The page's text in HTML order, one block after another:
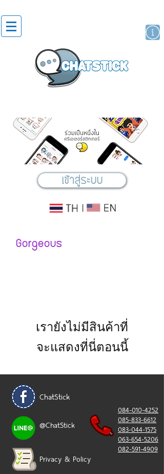
เข้าสู่ระบบ
Gorgeous
เรายังไม่มีสินค้าที่
จะแสดงที่นี่ตอนนี้
ChatStick
@ChatStick
Privacy & Policy
084-010-4252
085-833-6612
083-044-1575
063-654-5206
082-591-4909